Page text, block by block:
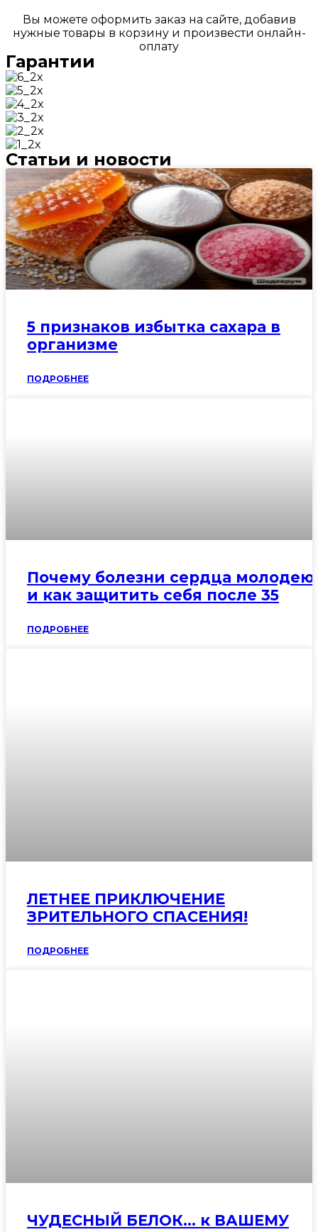
Вы можете оформить заказ на сайте, добавив
нужные товары в корзину и произвести онлайн-
оплату
Гарантии
Статьи и новости
5 признаков избытка сахара в
организме
ПОДРОБНЕЕ
Почему болезни сердца
и как защитить себя после 35
ПОДРОБНЕЕ
ЛЕТНЕЕ ПРИКЛЮЧЕНИЕ
ЗРИТЕЛЬНОГО СПАСЕНИЯ!
ПОДРОБНЕЕ
ЧУДЕСНЫЙ БЕЛОК… к ВАШЕМУ